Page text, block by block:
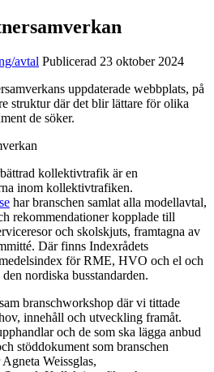
avtal Publicerad 23 oktober 2024
uppdaterade webbplats, på
struktur där det blir lättare för olika
de söker.
kollektivtrafik är en
inom kollektivtrafiken.
har branschen samlat alla modellavtal,
rekommendationer kopplade till
och skolskjuts, framtagna av
Där finns Indexrådets
för RME, HVO och el och
nordiska busstandarden.
branschworkshop där vi tittade
innehåll och utveckling framåt.
och de som ska lägga anbud
stöddokument som branschen
Weissglas,